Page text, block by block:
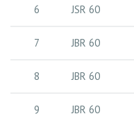
6 JSR 60
7 JBR 60
8 JBR 60
9 JBR 60